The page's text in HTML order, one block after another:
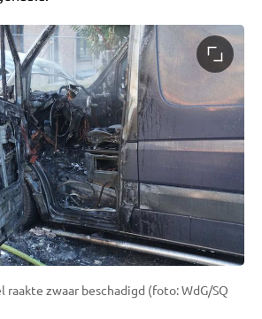
raakte zwaar beschadigd (foto: WdG/SQ